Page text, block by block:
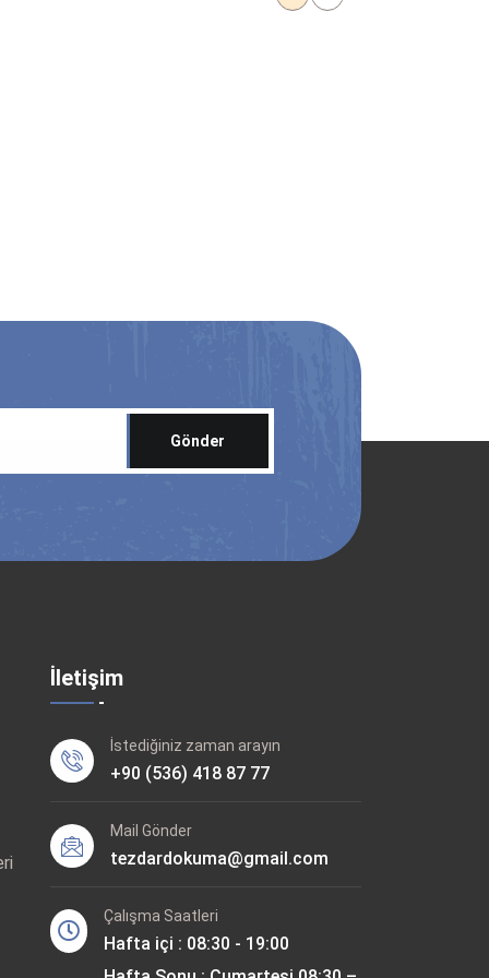
Gönder
İletişim
İstediğiniz zaman arayın
+90 (536) 418 87 77
Mail Gönder
tezdardokuma@gmail.com
Çalışma Saatleri
Hafta içi : 08:30 - 19:00